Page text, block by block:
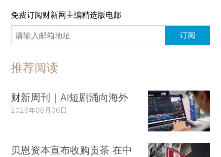
免费订阅财新网主编精选版电邮
订阅
推荐阅读
财新周刊｜AI短剧涌向海外
2026年08月06日
贝恩资本宣布收购贡茶 在中